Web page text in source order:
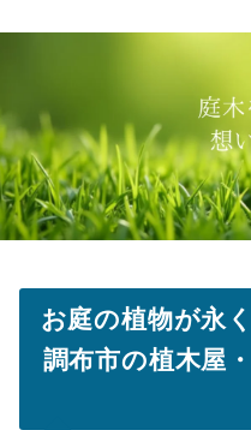
お庭の植物が永
調布市の植木屋